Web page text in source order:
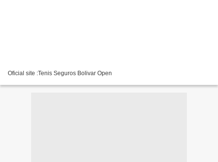
Oficial site :Tenis Seguros Bolivar Open